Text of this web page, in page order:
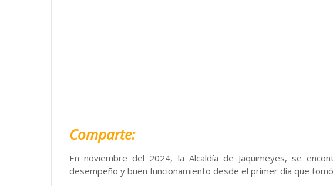
Comparte:
En noviembre del 2024, la Alcaldía de Jaquimeyes, se
desempeño y buen funcionamiento desde el primer día que